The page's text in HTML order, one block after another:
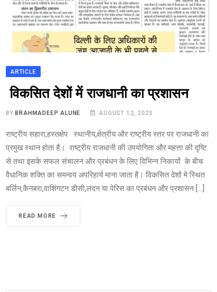
ARTICLE
विकसित देशों में राजधानी का प्रशासन
BYBRAHMADEEP ALUNE AUGUST 12, 2023
राष्ट्रीय सहारा,हस्तक्षेप स्थानीय,क्षेत्रीय और राष्ट्रीय स्तर पर राजधानी का
प्रमुख स्थान होता है। राष्ट्रीय राजधानी की उपयोगिता और महत्ता की दृष्टि
से तथा इसके सफल संचालन और प्रबंधन के लिए विभिन्न निकायों के बीच
वैधानिक शक्ति का समन्वय अपरिहार्य माना जाता है। विकसित देशों मे स्थित
बर्लिन,कैनबरा,वाशिंगटन डीसी,लंदन या पेरिस का प्रबंधन और प्रशासन […]
READ MORE